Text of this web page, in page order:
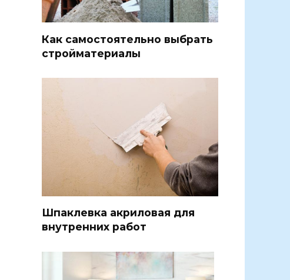
Как самостоятельно выбрать
стройматериалы
Шпаклевка акриловая для
внутренних работ